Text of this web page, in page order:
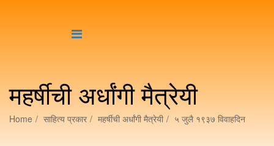
महर्षीची अर्धांगी मैत्रेयी
Home साहित्य प्रकार महर्षीची अर्धांगी मैत्रेयी ५ जुलै १९३७ विवाहदिन